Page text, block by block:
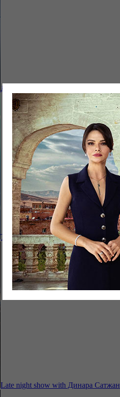
Доктор Тажина
Тағдырлас тамырлар
Late night show with Динара Сатжан